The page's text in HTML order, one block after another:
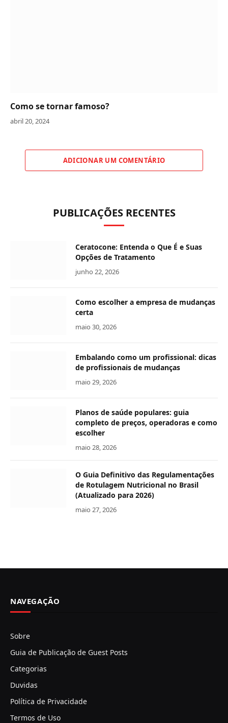
Como se tornar famoso?
abril 20, 2024
ADICIONAR UM COMENTÁRIO
PUBLICAÇÕES RECENTES
Ceratocone: Entenda o Que É e Suas
Opções de Tratamento
junho 22, 2026
Como escolher a empresa de mudanças
certa
maio 30, 2026
Embalando como um profissional: dicas
de profissionais de mudanças
maio 29, 2026
Planos de saúde populares: guia
completo de preços, operadoras e como
escolher
maio 28, 2026
O Guia Definitivo das Regulamentações
de Rotulagem Nutricional no Brasil
(Atualizado para 2026)
maio 27, 2026
NAVEGAÇÃO
Sobre
Guia de Publicação de Guest Posts
Categorias
Duvidas
Política de Privacidade
Termos de Uso